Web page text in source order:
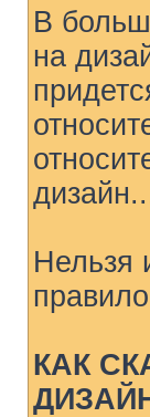
В
на
Нельзя
КАК